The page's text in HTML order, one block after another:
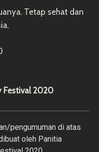
Tetap sehat dan
Festival 2020
pengumuman di atas
oleh Panitia